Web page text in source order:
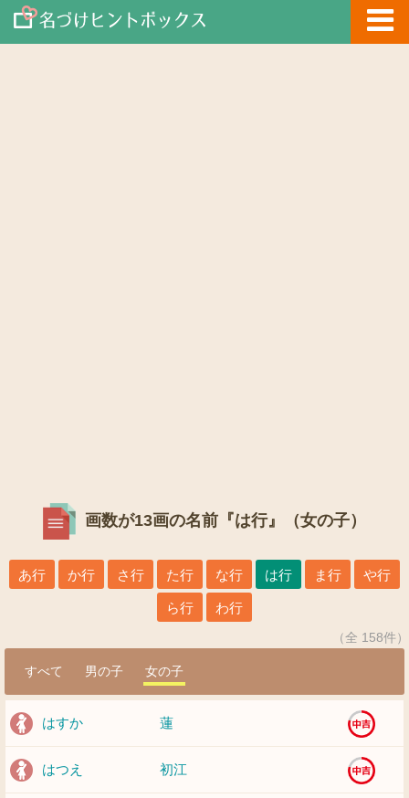
画数が13画の名前『は行』（女の子）
あ行 か行 さ行 た行 な行 は行 ま行 や行
ら行 わ行
（全 158件）
すべて 男の子 女の子
はすか 蓮
はつえ 初江